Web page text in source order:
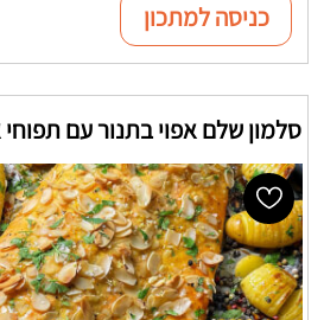
כניסה למתכון
סלמון שלם אפוי בתנור עם